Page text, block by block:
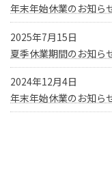
年末年始休業のお知ら
2025年7月15日
夏季休業期間のお知ら
2024年12月4日
年末年始休業のお知ら